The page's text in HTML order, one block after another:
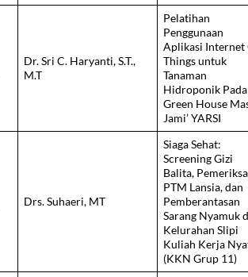
Dr. Sri C. Haryanti, S.T.,
M.T
Pelatihan
Penggunaan
Aplikasi Internet
Things untuk
Tanaman
Hidroponik Pada
Green House
Jami’ YARSI
Drs. Suhaeri, MT
Siaga Sehat:
Screening Gizi
Balita,
PTM Lansia, dan
Pemberantasan
Sarang Nyamuk
Kelurahan Slipi
Kuliah Kerja
(KKN Grup 11)